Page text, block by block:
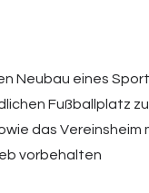
Neubau eines
Fußballplatz
das
vorbehalten